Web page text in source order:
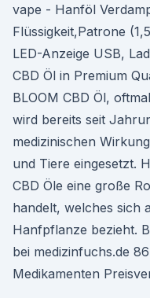
vape - Hanföl
Flüssigkeit,Patrone
LED-Anzeige USB,
CBD Öl in Premium
BLOOM CBD Öl,
wird bereits seit
medizinischen
und Tiere eingesetzt.
CBD Öle eine große
handelt, welches sich
Hanfpflanze bezieht.
bei medizinfuchs.de
Medikamenten